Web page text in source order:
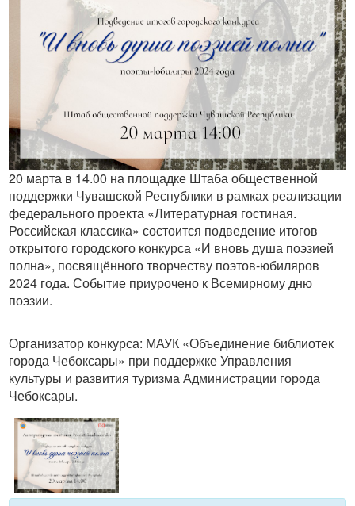
20 марта в 14.00 на площадке Штаба общественной
поддержки Чувашской Республики в рамках реализации
федерального проекта «Литературная гостиная.
Российская классика» состоится подведение итогов
открытого городского конкурса «И вновь душа поэзией
полна», посвящённого творчеству поэтов-юбиляров
2024 года. Событие приурочено к Всемирному дню
поэзии.
Организатор конкурса: МАУК «Объединение библиотек
города Чебоксары» при поддержке Управления
культуры и развития туризма Администрации города
Чебоксары.